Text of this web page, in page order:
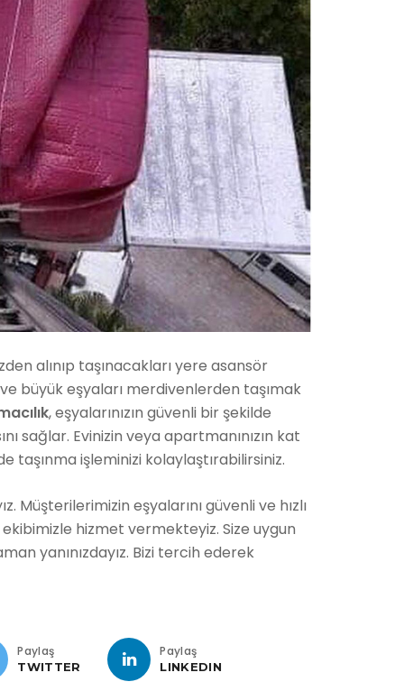
alınıp taşınacakları yere asansör
büyük eşyaları merdivenlerden taşımak
, eşyalarınızın güvenli bir şekilde
sağlar. Evinizin veya apartmanınızın kat
taşınma işleminizi kolaylaştırabilirsiniz.
Müşterilerimizin eşyalarını güvenli ve hızlı
hizmet vermekteyiz. Size uygun
yanınızdayız. Bizi tercih ederek
Paylaş
TWITTER
Paylaş
LINKEDIN